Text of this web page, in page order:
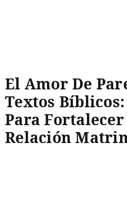
El Amor De
Textos
Para Fortalecer
Relación